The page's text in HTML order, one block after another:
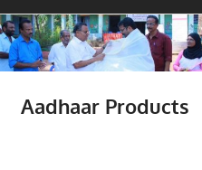
Aadhaar Products